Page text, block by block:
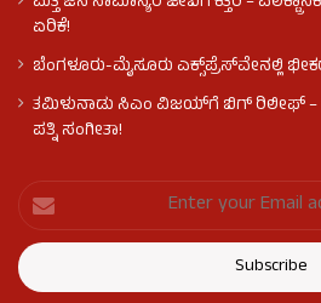
ಏರಿಕೆ!
ಬೆಂಗಳೂರು-ಮೈಸೂರು ಎಕ್ಸ್‌ಪ್ರೆಸ್‌ವೇನಲ್ಲಿ
ತಮಿಳುನಾಡು ಸಿಎಂ ವಿಜಯ್‌ಗೆ ಬಿಗ್ ರಿಲೀಫ್
ಪತ್ನಿ ಸಂಗೀತಾ!